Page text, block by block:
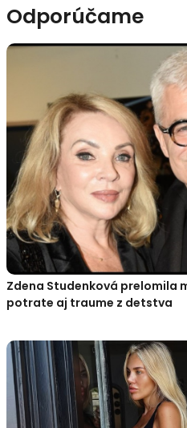
Odporúčame
Zdena Studenková prelomila
potrate aj traume z detstva